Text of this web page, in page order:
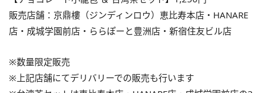
販売店舗：京鼎樓（ジンディンロウ）恵比寿本店・HANARE
店・成城学園前店・ららぽーと豊洲店・新宿住友ビル店
※数量限定販売
※上記店舗にてデリバリーでの販売も行います